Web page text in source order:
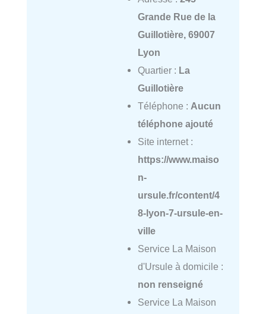
Grande Rue de la
Guillotière, 69007
Lyon
Quartier : La
Guillotière
Téléphone : Aucun
téléphone ajouté
Site internet :
https://www.maiso
n-
ursule.fr/content/4
8-lyon-7-ursule-en-
ville
Service La Maison
d'Ursule à domicile :
non renseigné
Service La Maison